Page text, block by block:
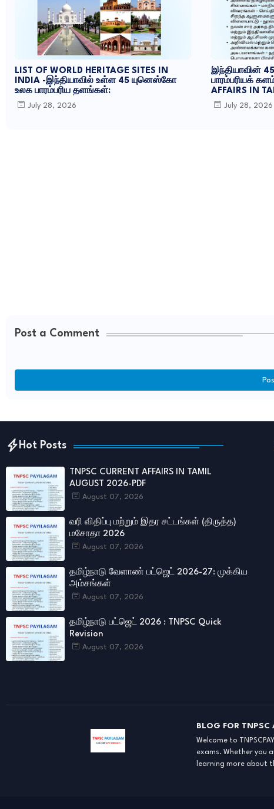
LIST OF WORLD HERITAGE SITES IN
INDIA -இந்தியாவில் உள்ள 45 யுனெஸ்கோ
உலக பாரம்பரிய தளங்கள்:
July 28, 2026
இந்தியாவின்
பாரம்பரியக்
AFFAIRS IN
July 28, 2026
Post a Comment
Hot Posts
TNPSC CURRENT AFFAIRS IN TAMIL
AUGUST 2026-PDF
August 07, 2026
வரி விதிப்பு மற்றும் இதர சட்​டங்​கள் (திருத்த)
மசோதா 2026
August 07, 2026
தமிழ்நாடு வேளாண் பட்ஜெட் 2026-27: முக்கிய
அம்சங்கள்
August 07, 2026
தமிழ்நாடு பட்ஜெட் 2026 : TNPSC Quick
Revision
August 07, 2026
BLOG FOR TNPSC
Welcome to
exams. Whether you
learning more about